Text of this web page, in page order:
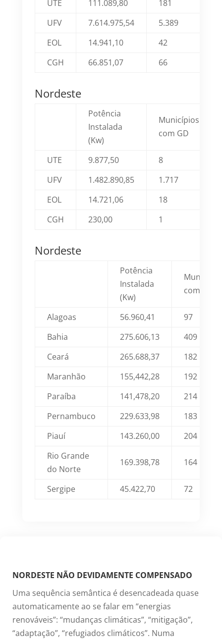
UTE 111.089,80
181
UFV
7.614.975,54
5.389
EOL
14.941,10
42
CGH
66.851,07 66
Nordeste
Potência
Instalada
(Kw)
Municípios
com GD
UTE 9.877,50
8
UFV
1.482.890,85
1.717
EOL
14.721,06
18
CGH
230,00 1
Nordeste
Potência
Instalada
(Kw)
com GD
Alagoas 56.960,41
97
Bahia
275.606,13
409
Ceará
265.688,37
182
Maranhão
155,442,28
192
Paraíba
141,478,20
214
Pernambuco
229.633,98
183
Piauí
143.260,00
204
Rio Grande
do Norte
169.398,78 164
Sergipe 45.422,70 72
NORDESTE NÃO DEVIDAMENTE COMPENSADO
Uma sequência semântica é desencadeada quase
automaticamente ao se falar em “energias
renováveis”: “mudanças climáticas”, “mitigação”,
“adaptação”, “refugiados climáticos”. Numa